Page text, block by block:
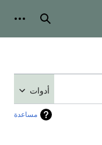
بحث
أدوات
مساعدة